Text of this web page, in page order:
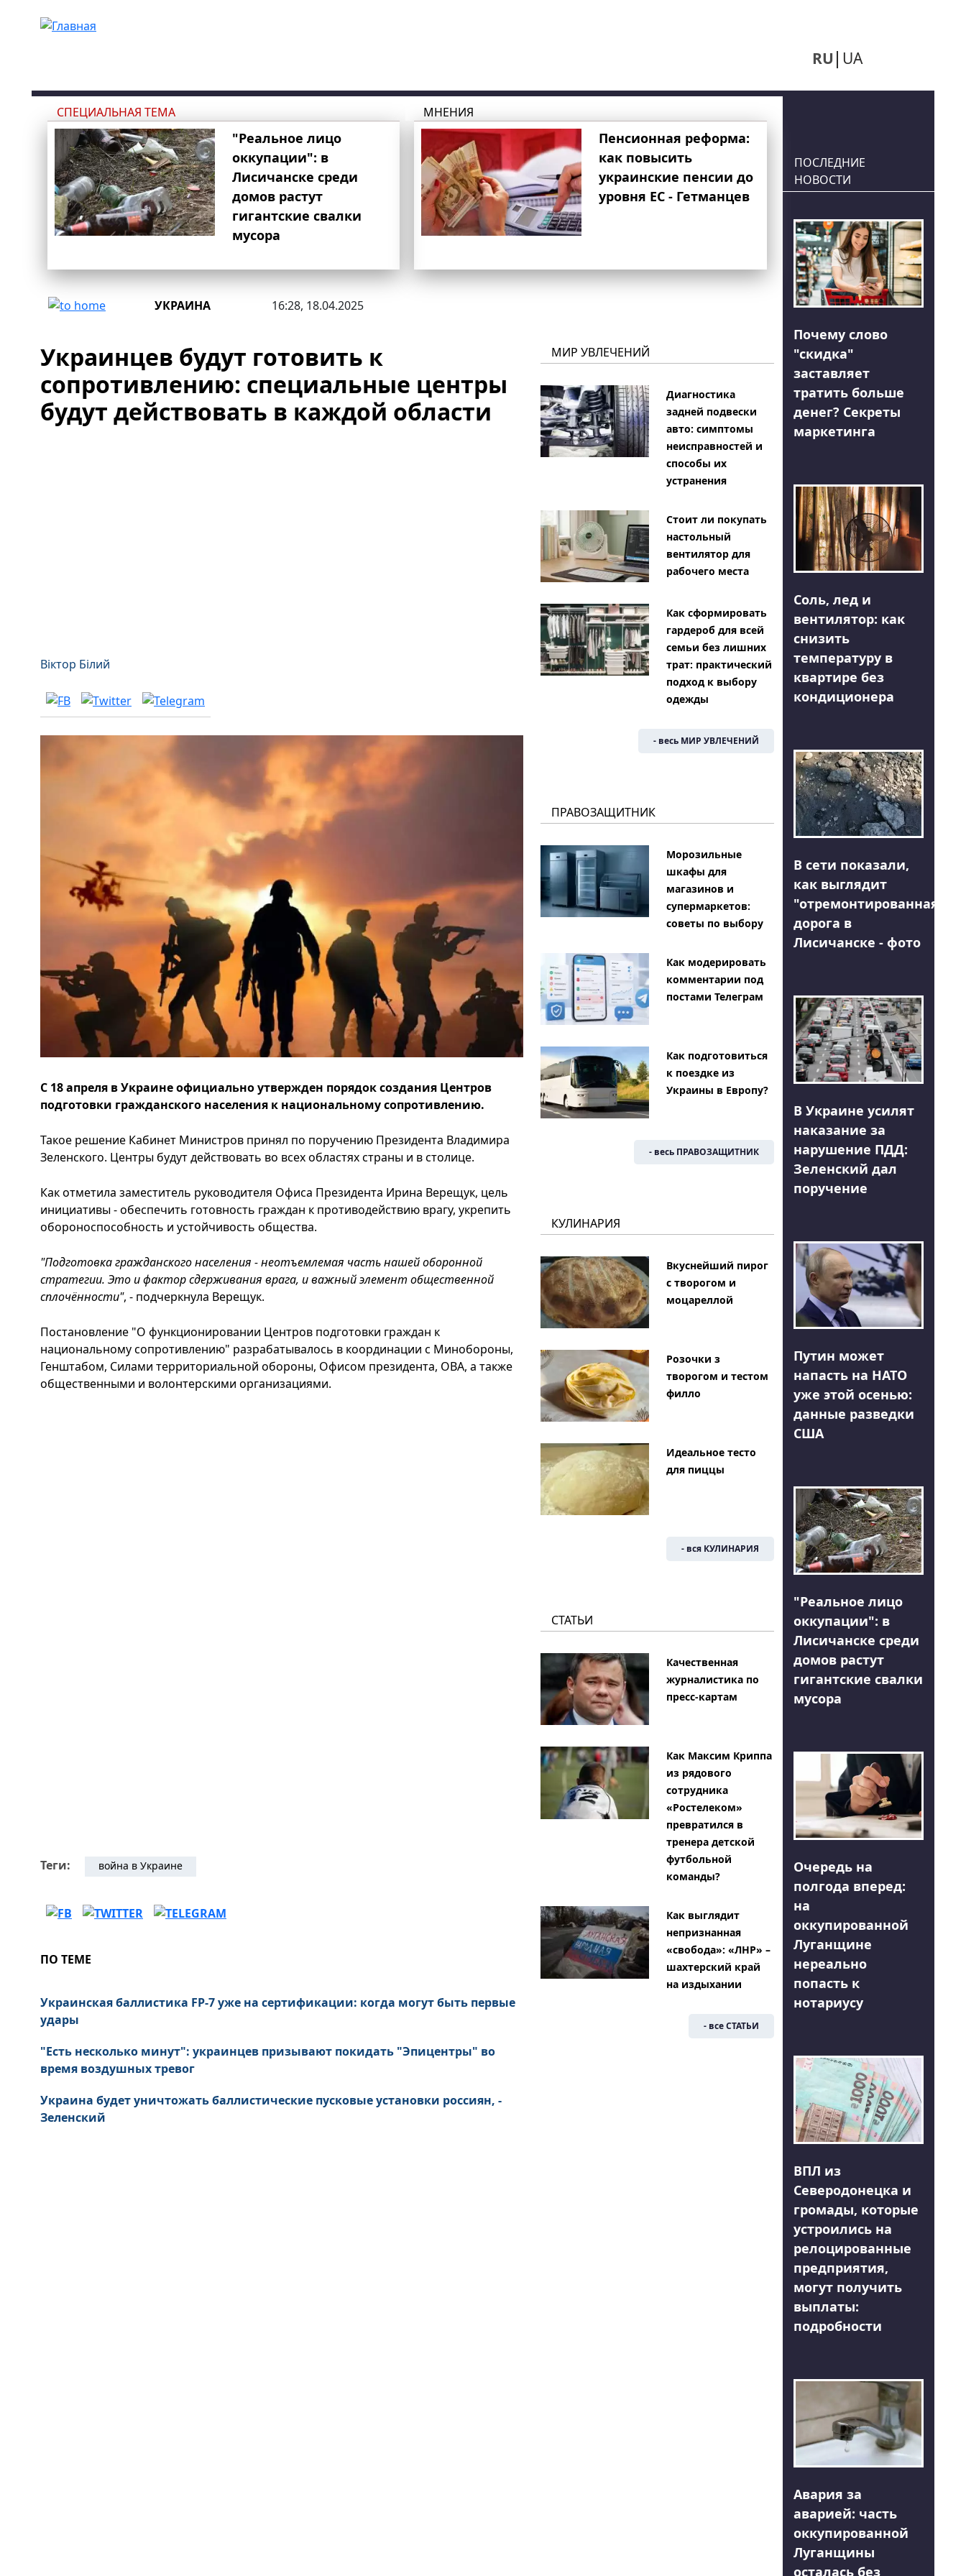
RU UA
СПЕЦИАЛЬНАЯ ТЕМА
"Реальное лицо
оккупации": в
Лисичанске среди
домов растут
гигантские свалки
мусора
МНЕНИЯ
Пенсионная реформа:
как повысить
украинские пенсии до
уровня ЕС - Гетманцев
УКРАИНА 16:28, 18.04.2025
Украинцев будут готовить к
сопротивлению: специальные центры
будут действовать в каждой области
Віктор Білий
С 18 апреля в Украине официально утвержден порядок создания Центров
подготовки гражданского населения к национальному сопротивлению.
Такое решение Кабинет Министров принял по поручению Президента Владимира
Зеленского. Центры будут действовать во всех областях страны и в столице.
Как отметила заместитель руководителя Офиса Президента Ирина Верещук, цель
инициативы - обеспечить готовность граждан к противодействию врагу, укрепить
обороноспособность и устойчивость общества.
"Подготовка гражданского населения - неотъемлемая часть нашей оборонной
стратегии. Это и фактор сдерживания врага, и важный элемент общественной
сплочённости", - подчеркнула Верещук.
Постановление "О функционировании Центров подготовки граждан к
национальному сопротивлению" разрабатывалось в координации с Минобороны,
Генштабом, Силами территориальной обороны, Офисом президента, ОВА, а также
общественными и волонтерскими организациями.
Теги: война в Украине
ПО ТЕМЕ
Украинская баллистика FP-7 уже на сертификации: когда могут быть первые
удары
"Есть несколько минут": украинцев призывают покидать "Эпицентры" во
время воздушных тревог
Украина будет уничтожать баллистические пусковые установки россиян, -
Зеленский
МИР УВЛЕЧЕНИЙ
Диагностика
задней подвески
авто: симптомы
неисправностей и
способы их
устранения
Стоит ли покупать
настольный
вентилятор для
рабочего места
Как сформировать
гардероб для всей
семьи без лишних
трат: практический
подход к выбору
одежды
- весь МИР УВЛЕЧЕНИЙ
ПРАВОЗАЩИТНИК
Морозильные
шкафы для
магазинов и
супермаркетов:
советы по выбору
Как модерировать
комментарии под
постами Телеграм
Как подготовиться
к поездке из
Украины в Европу?
- весь ПРАВОЗАЩИТНИК
КУЛИНАРИЯ
Вкуснейший пирог
с творогом и
моцареллой
Розочки з
творогом и тестом
филло
Идеальное тесто
для пиццы
- вся КУЛИНАРИЯ
СТАТЬИ
Качественная
журналистика по
пресс-картам
Как Максим Криппа
из рядового
сотрудника
«Ростелеком»
превратился в
тренера детской
футбольной
команды?
Как выглядит
непризнанная
«свобода»: «ЛНР» –
шахтерский край
на издыхании
- все СТАТЬИ
ПОСЛЕДНИЕ
НОВОСТИ
Почему слово
"скидка"
заставляет
тратить больше
денег? Секреты
маркетинга
Соль, лед и
вентилятор: как
снизить
температуру в
квартире без
кондиционера
В сети показали,
как выглядит
"отремонтированная"
дорога в
Лисичанске - фото
В Украине усилят
наказание за
нарушение ПДД:
Зеленский дал
поручение
Путин может
напасть на НАТО
уже этой осенью:
данные разведки
США
"Реальное лицо
оккупации": в
Лисичанске среди
домов растут
гигантские свалки
мусора
Очередь на
полгода вперед:
на
оккупированной
Луганщине
нереально
попасть к
нотариусу
ВПЛ из
Северодонецка и
громады, которые
устроились на
релоцированные
предприятия,
могут получить
выплаты:
подробности
Авария за
аварией: часть
оккупированной
Луганщины
осталась без